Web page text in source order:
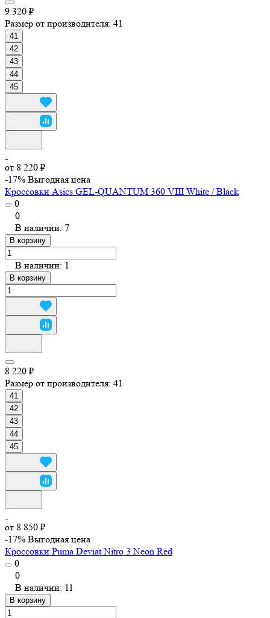
9 320 ₽
Размер от производителя: 41
41
42
43
44
45
от 8 220 ₽
-17% Выгодная цена
Кроссовки Asics GEL-QUANTUM 360 VIII White / Black
0
0
В наличии: 7
В корзину
В наличии: 1
В корзину
8 220 ₽
Размер от производителя: 41
41
42
43
44
45
от 8 850 ₽
-17% Выгодная цена
Кроссовки Puma Deviat Nitro 3 Neon Red
0
0
В наличии: 11
В корзину